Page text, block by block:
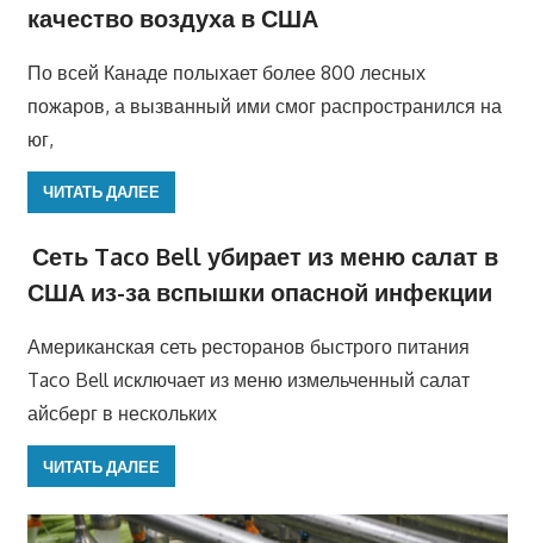
качество воздуха в США
По всей Канаде полыхает более 800 лесных
пожаров, а вызванный ими смог распространился на
юг,
ЧИТАТЬ ДАЛЕЕ
Сеть Taco Bell убирает из меню салат в
США из-за вспышки опасной инфекции
Американская сеть ресторанов быстрого питания
Taco Bell исключает из меню измельченный салат
айсберг в нескольких
ЧИТАТЬ ДАЛЕЕ